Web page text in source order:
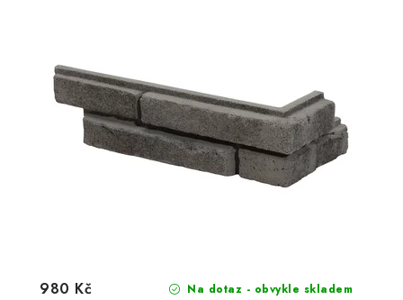
Na dotaz - obvykle skladem
980 Kč